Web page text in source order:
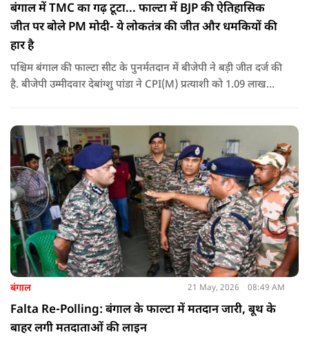
बंगाल में TMC का गढ़ टूटा... फाल्टा में BJP की ऐतिहासिक
जीत पर बोले PM मोदी- ये लोकतंत्र की जीत और धमकियों की
हार है
पश्चिम बंगाल की फाल्टा सीट के पुनर्मतदान में बीजेपी ने बड़ी जीत दर्ज की
है. बीजेपी उम्मीदवार देबांग्शु पांडा ने CPI(M) प्रत्याशी को 1.09 लाख
बंगाल 21 May, 2026 08:49 AM
Falta Re-Polling: बंगाल के फाल्टा में मतदान जारी, बूथ के
बाहर लगी मतदाताओं की लाइन